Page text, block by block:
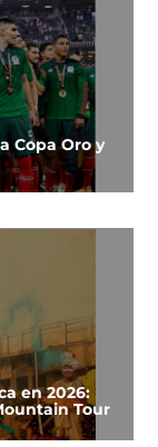
Copa Oro y
en 2026:
Tour